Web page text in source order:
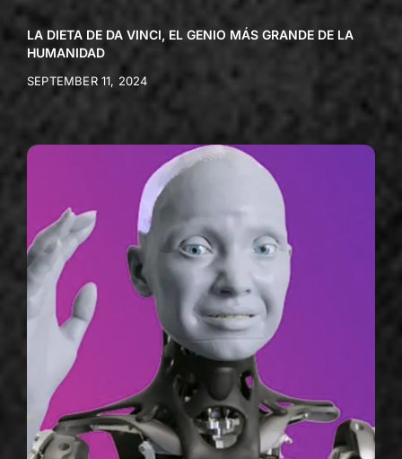
LA DIETA DE DA VINCI, EL GENIO MÁS GRANDE DE LA
HUMANIDAD
SEPTEMBER 11, 2024